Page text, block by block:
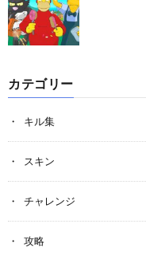
カテゴリー
キル集
スキン
チャレンジ
攻略